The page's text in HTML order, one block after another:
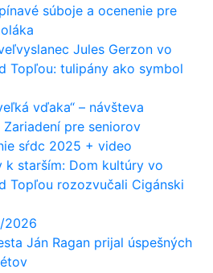
súboje a ocenenie pre
Jules Gerzon vo
Topľou: tulipány ako symbol
vďaka“ – návšteva
pre seniorov
sŕdc 2025 + video
k starším: Dom kultúry vo
Topľou rozozvučali Cigánski
2026
Ján Ragan prijal úspešných